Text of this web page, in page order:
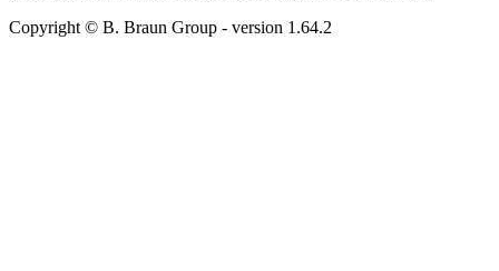
Copyright © B. Braun Group - version 1.64.2